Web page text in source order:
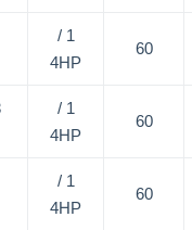
60
1 /
4HP
60
1 /
4HP
60
1 /
4HP